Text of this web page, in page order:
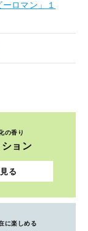
ロマン」１
の香り
ョン
る
に楽しめる